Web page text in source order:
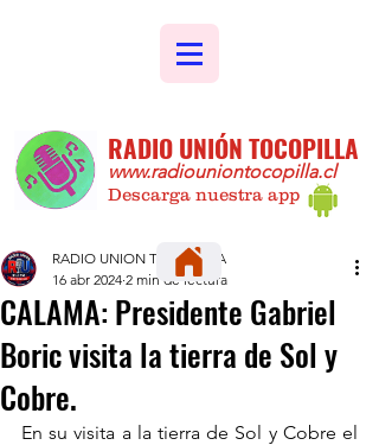
RADIO UNIÓN TOCOPILLA
www.radiouniontocopilla.cl
Descarga nuestra app
CALAMA: Presidente Gabriel
Boric visita la tierra de Sol y
Cobre.
RADIO UNION TOCOPILLA
16 abr 2024 2 min de lectura
En su visita a la tierra de Sol y Cobre el